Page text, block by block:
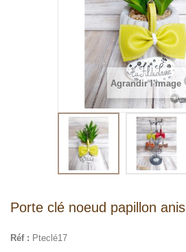
Agrandir l'image
Porte clé noeud papillon anis
Réf : Pteclé17